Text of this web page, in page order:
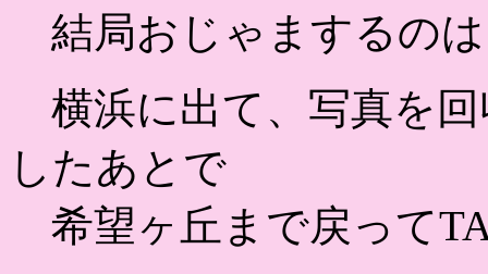
結局おじゃまするの
横浜に出て、写真を
したあとで
希望ヶ丘まで戻って